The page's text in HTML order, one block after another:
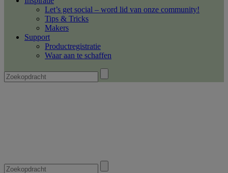
Let’s get social – word lid van onze community!
Tips & Tricks
Makers
Support
Productregistratie
Waar aan te schaffen